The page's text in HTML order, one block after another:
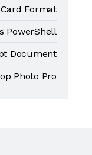
Format
PowerShell
Document
Photo Pro